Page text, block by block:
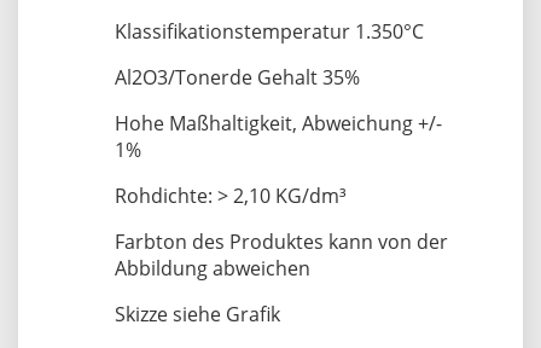
Klassifikationstemperatur 1.350°C
Al2O3/Tonerde Gehalt 35%
Hohe Maßhaltigkeit, Abweichung +/-
1%
Rohdichte: > 2,10 KG/dm³
Farbton des Produktes kann von der
Abbildung abweichen
Skizze siehe Grafik